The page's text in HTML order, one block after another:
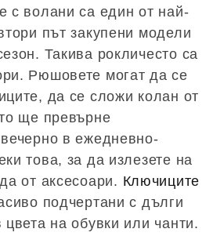
с волани са един от най-
път закупени модели
Такива рокличесто са
Рюшовете могат да се
да се сложи колан от
ще превърне
в ежедневно-
това, за да излезете на
от аксесоари. Ключиците
подчертани с дълги
на обувки или чанти.